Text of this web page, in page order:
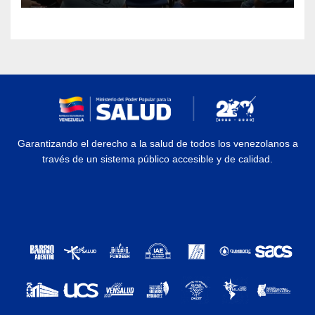
Garantizando el derecho a la salud de todos los venezolanos a
través de un sistema público accesible y de calidad.